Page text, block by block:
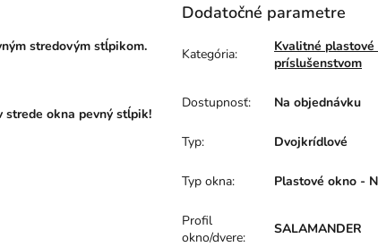
stredovým stĺpikom.
strede okna pevný stĺpik!
Dodatočné parametre
Kategória:
Kvalitné
príslušenstvom
Dostupnosť: Na objednávku
Typ: Dvojkrídlové
Typ okna: Plastové okno -
Profil
okno/dvere:
SALAMANDER